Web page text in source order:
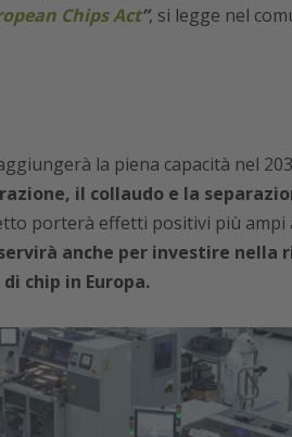
Chips Act”, si legge nel
la piena capacità nel
il collaudo e la
porterà effetti positivi più ampi
anche per investire nella
chip in Europa.